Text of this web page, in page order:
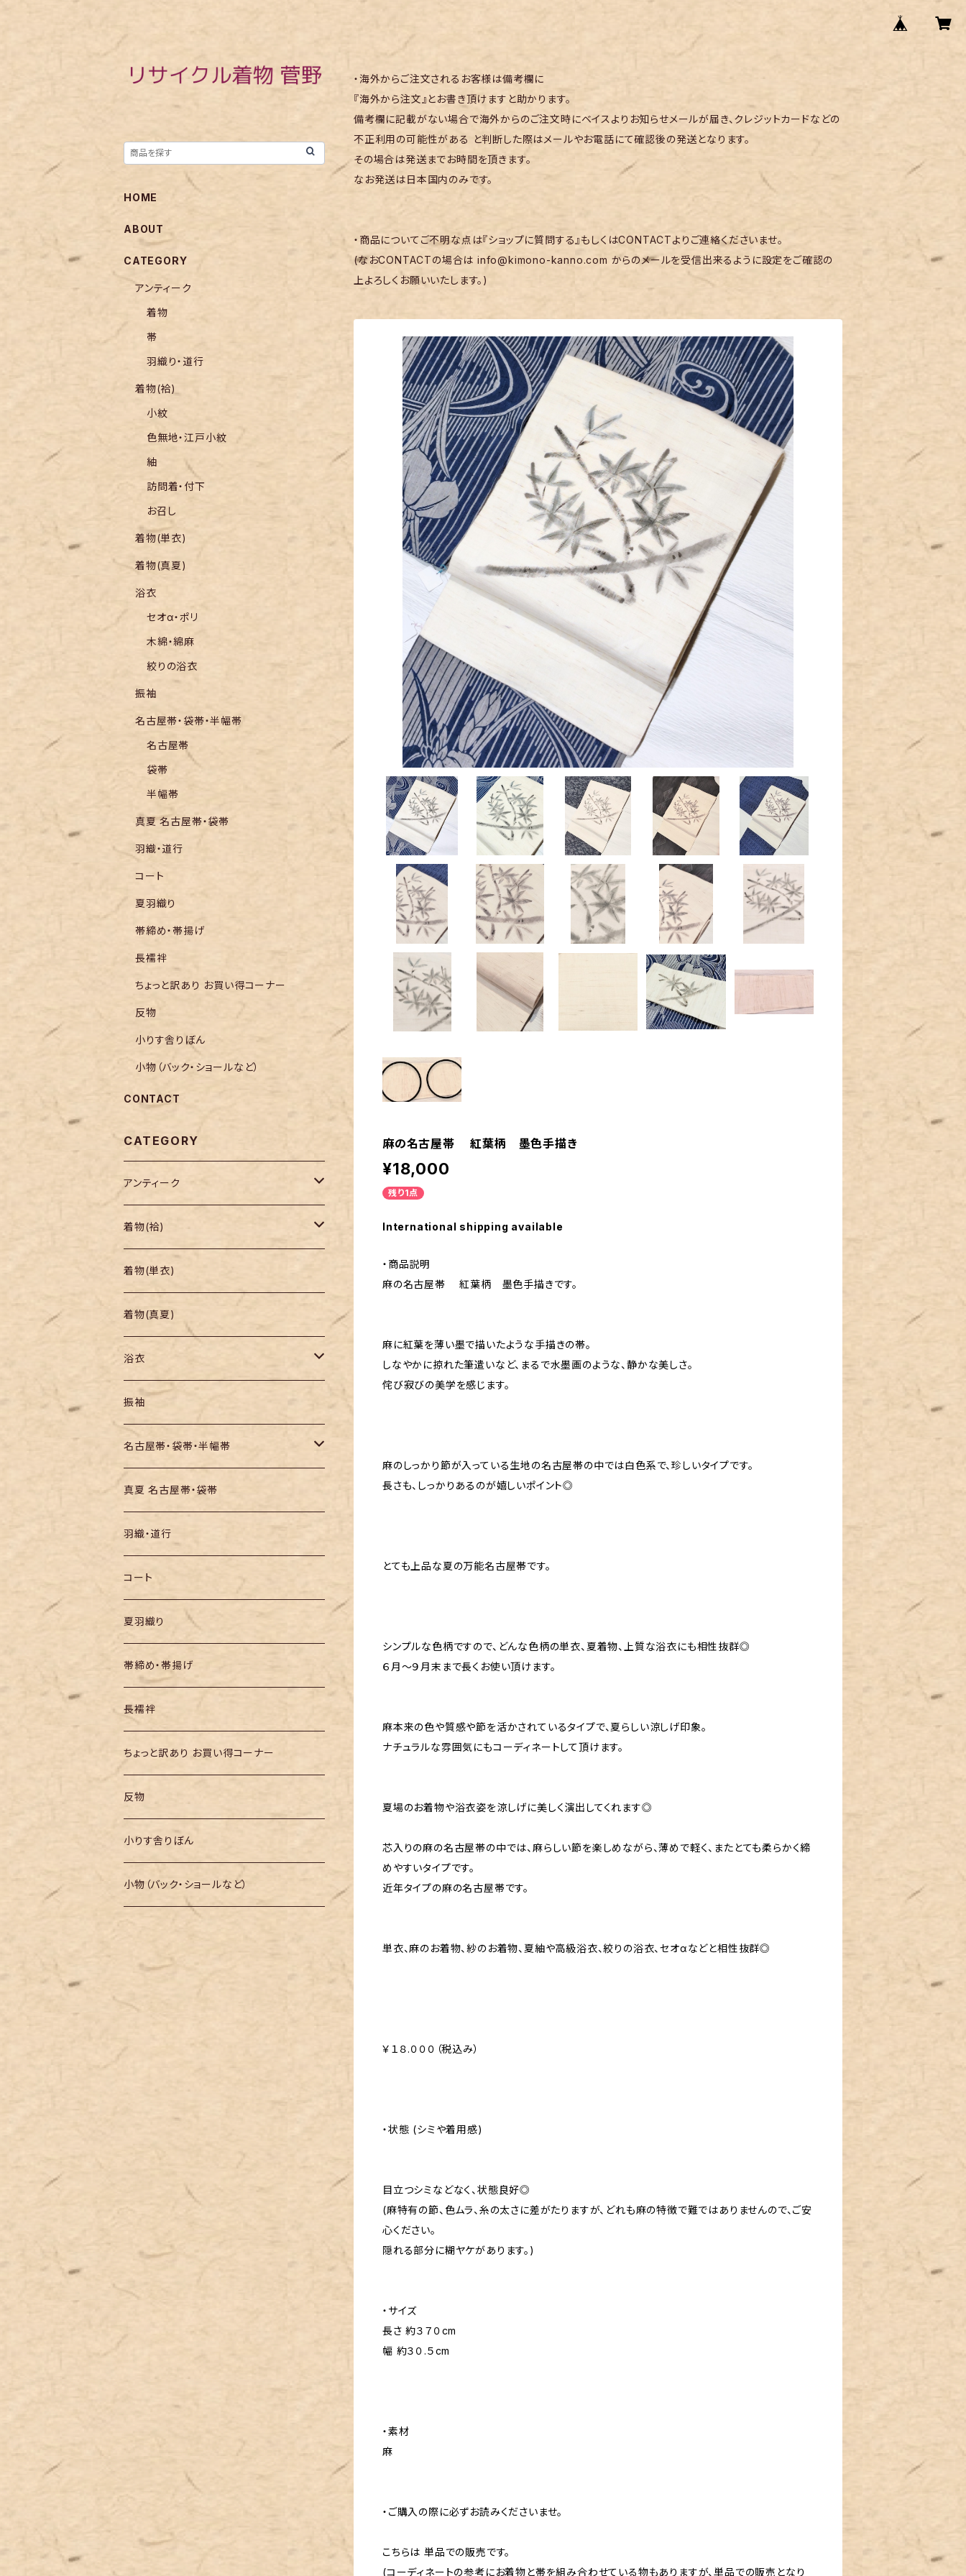
・海外からご注文されるお客様は備考欄に
『海外から注文』とお書き頂けますと助かります。
備考欄に記載がない場合で海外からのご注文時にベイスよりお知らせメールが届き、クレジットカードなどの
不正利用の可能性がある と判断した際はメールやお電話にて確認後の発送となります。
その場合は発送までお時間を頂きます。
なお発送は日本国内のみです。
・商品についてご不明な点は『ショップに質問する』もしくはCONTACTよりご連絡くださいませ。
(なおCONTACTの場合はinfo@kimono-kanno.com からのメールを受信出来るように設定をご確認の
上よろしくお願いいたします。)
麻の名古屋帯 紅葉柄 墨色手描き
¥18,000
残り1点
International shipping available
・商品説明
麻の名古屋帯 紅葉柄 墨色手描きです。
麻に紅葉を薄い墨で描いたような手描きの帯。
しなやかに掠れた筆遣いなど、まるで水墨画のような、静かな美しさ。
侘び寂びの美学を感じます。
麻のしっかり節が入っている生地の名古屋帯の中では白色系で、珍しいタイプです。
長さも、しっかりあるのが嬉しいポイント◎
とても上品な夏の万能名古屋帯です。
シンプルな色柄ですので、どんな色柄の単衣、夏着物、上質な浴衣にも相性抜群◎
６月〜９月末まで長くお使い頂けます。
麻本来の色や質感や節を活かされているタイプで、夏らしい涼しげ印象。
ナチュラルな雰囲気にもコーディネートして頂けます。
夏場のお着物や浴衣姿を涼しげに美しく演出してくれます◎
芯入りの麻の名古屋帯の中では、麻らしい節を楽しめながら、薄めで軽く、またとても柔らかく締
めやすいタイプです。
近年タイプの麻の名古屋帯です。
単衣、麻のお着物、紗のお着物、夏紬や高級浴衣、絞りの浴衣、セオαなどと相性抜群◎
￥１８.０００（税込み）
・状態 (シミや着用感)
目立つシミなどなく、状態良好◎
(麻特有の節、色ムラ、糸の太さに差がたりますが、どれも麻の特徴で難ではありませんので、ご安
心ください。
隠れる部分に糊ヤケがあります。)
・サイズ
長さ 約３７０cm
幅 約３０.５cm
・素材
麻
・ご購入の際に必ずお読みくださいませ。
こちらは 単品での販売です。
(コーディネートの参考にお着物と帯を組み合わせている物もありますが、単品での販売となり
HOME
ABOUT
CATEGORY
アンティーク
着物
帯
羽織り・道行
着物(袷)
小紋
色無地・江戸小紋
紬
訪問着・付下
お召し
着物(単衣)
着物(真夏)
浴衣
セオα・ポリ
木綿・綿麻
絞りの浴衣
振袖
名古屋帯・袋帯・半幅帯
名古屋帯
袋帯
半幅帯
真夏 名古屋帯・袋帯
羽織・道行
コート
夏羽織り
帯締め・帯揚げ
長襦袢
ちょっと訳あり お買い得コーナー
反物
小りす舎りぼん
小物（バック・ショールなど）
CONTACT
CATEGORY
アンティーク
着物
帯
羽織り・道行
着物(袷)
小紋
色無地・江戸小紋
紬
訪問着・付下
お召し
着物(単衣)
着物(真夏)
浴衣
セオα・ポリ
木綿・綿麻
絞りの浴衣
振袖
名古屋帯・袋帯・半幅帯
名古屋帯
袋帯
半幅帯
真夏 名古屋帯・袋帯
羽織・道行
コート
夏羽織り
帯締め・帯揚げ
長襦袢
ちょっと訳あり お買い得コーナー
反物
小りす舎りぼん
小物（バック・ショールなど）